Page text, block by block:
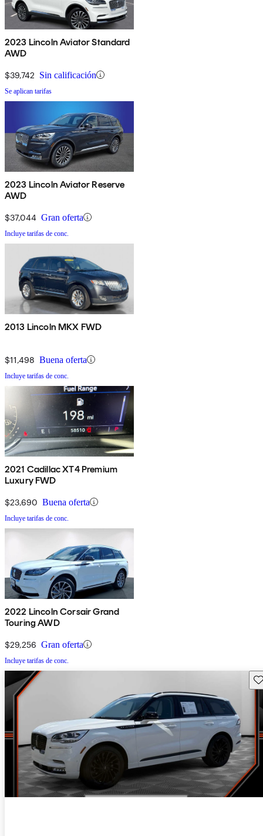
2023 Lincoln Aviator Standard
AWD
$39,742 Sin calificación
Se aplican tarifas
2023 Lincoln Aviator Reserve
AWD
$37,044 Gran oferta
Incluye tarifas de conc.
2013 Lincoln MKX FWD
$11,498 Buena oferta
Incluye tarifas de conc.
2021 Cadillac XT4 Premium
Luxury FWD
$23,690 Buena oferta
Incluye tarifas de conc.
2022 Lincoln Corsair Grand
Touring AWD
$29,256 Gran oferta
Incluye tarifas de conc.